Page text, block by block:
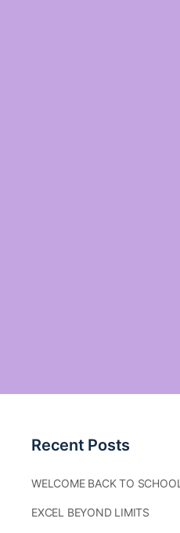
Recent Posts
WELCOME BACK TO SCHOOL
EXCEL BEYOND LIMITS